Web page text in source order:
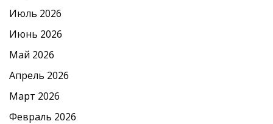
Июль 2026
Июнь 2026
Май 2026
Апрель 2026
Март 2026
Февраль 2026